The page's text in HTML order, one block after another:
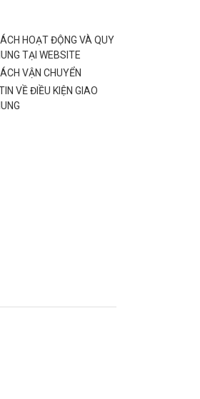
HOẠT ĐỘNG VÀ QUY
TẠI WEBSITE
VẬN CHUYỂN
VỀ ĐIỀU KIỆN GIAO